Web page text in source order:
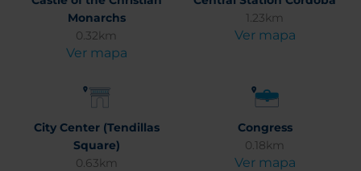
Monarchs
0.32km
Ver mapa
1.23km
Ver mapa
City Center (Tendillas
Square)
0.63km
Congress
0.18km
Ver mapa